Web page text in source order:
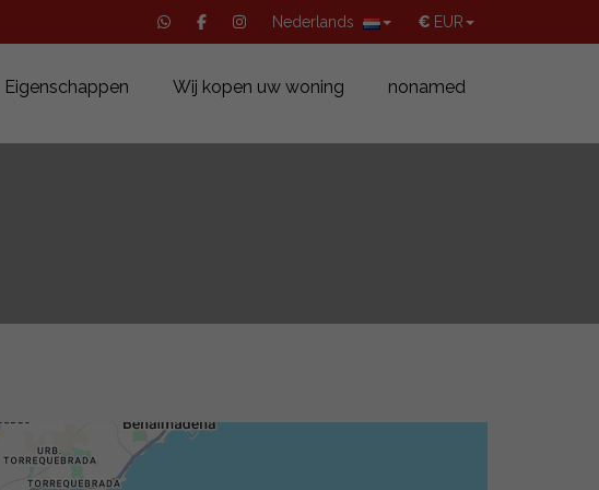
€ EUR
Nederlands
Eigenschappen Wij kopen uw woning nonamed